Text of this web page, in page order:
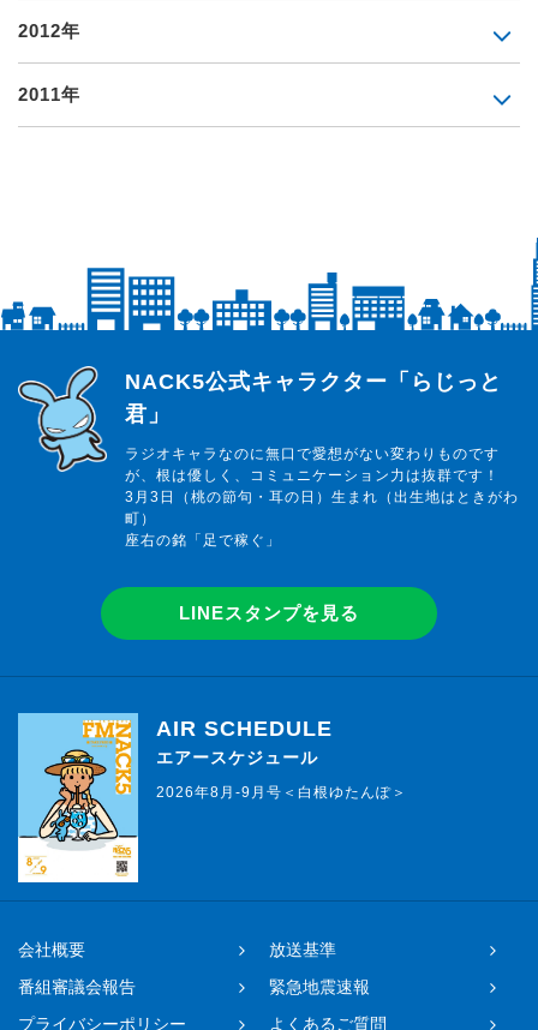
2012年
2011年
らじっと君
NACK5公式キャラクター「らじっと
君」
ラジオキャラなのに無口で愛想がない変わりものです
が、根は優しく、コミュニケーション力は抜群です！
3月3日（桃の節句・耳の日）生まれ（出生地はときがわ
町）
座右の銘「足で稼ぐ」
LINEスタンプを見る
AIR SCHEDULE
エアースケジュール
2026年8月-9月号＜白根ゆたんぽ＞
会社概要
放送基準
番組審議会報告
緊急地震速報
プライバシーポリシー
よくあるご質問